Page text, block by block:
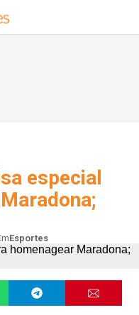
especial
Esportes